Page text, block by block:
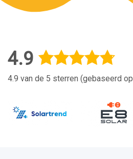
4.9
4.9 van de 5 sterren (gebaseerd op